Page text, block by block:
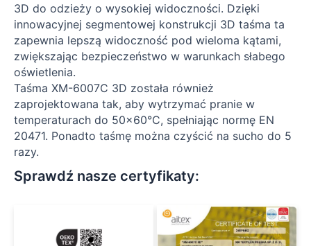
3D do odzieży o wysokiej widoczności. Dzięki
innowacyjnej segmentowej konstrukcji 3D taśma ta
zapewnia lepszą widoczność pod wieloma kątami,
zwiększając bezpieczeństwo w warunkach słabego
oświetlenia.
Taśma XM-6007C 3D została również
zaprojektowana tak, aby wytrzymać pranie w
temperaturach do 50×60°C, spełniając normę EN
20471. Ponadto taśmę można czyścić na sucho do 5
razy.
Sprawdź nasze certyfikaty:​